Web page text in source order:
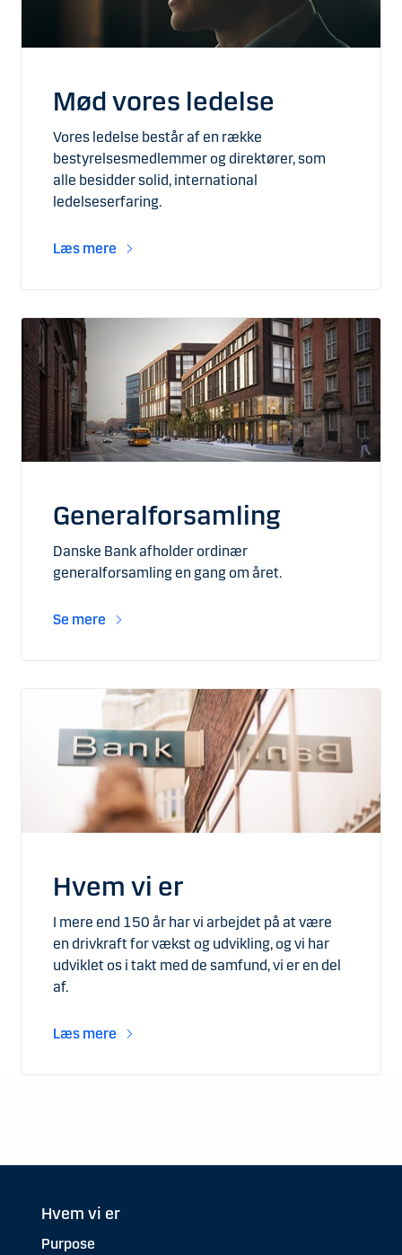
Mød vores ledelse
Vores ledelse består af en række
bestyrelsesmedlemmer og direktører, som
alle besidder solid, international
ledelseserfaring.
Læs mere
Generalforsamling
Danske Bank afholder ordinær
generalforsamling en gang om året.
Se mere
Hvem vi er
I mere end 150 år har vi arbejdet på at være
en drivkraft for vækst og udvikling, og vi har
udviklet os i takt med de samfund, vi er en del
af.
Læs mere
Hvem vi er
Purpose